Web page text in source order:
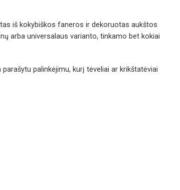
iš kokybiškos faneros ir dekoruotas aukštos
arba universalaus varianto, tinkamo bet kokiai
palinkėjimu, kurį tėveliai ar krikštatėviai